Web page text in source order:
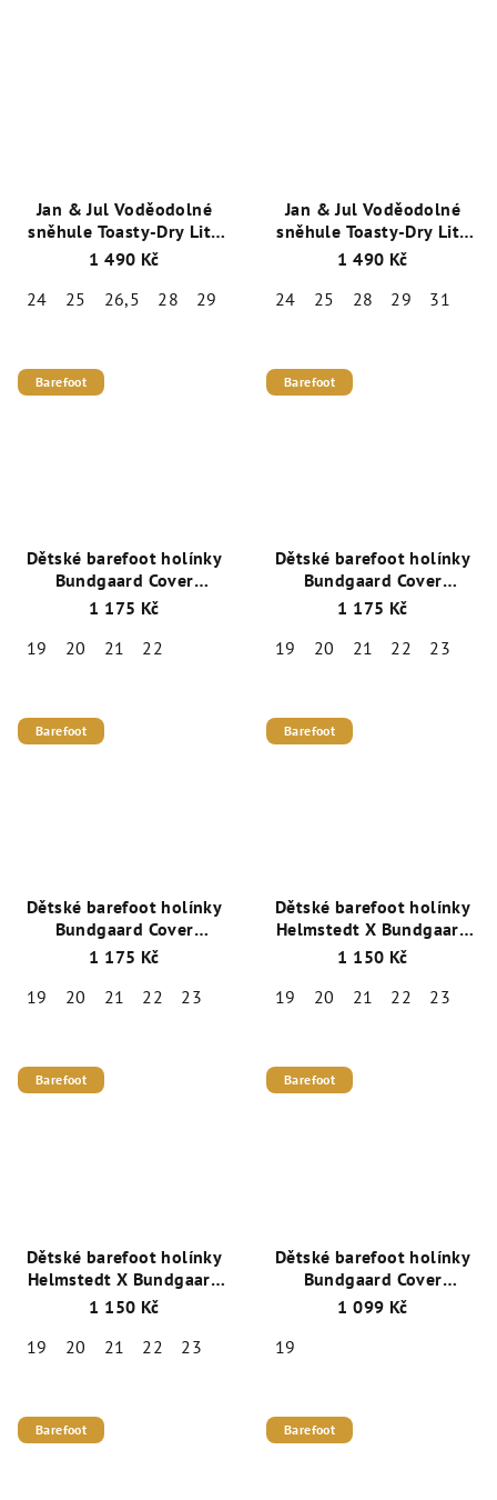
Jan & Jul Voděodolné
sněhule Toasty-Dry Lite
Winter Boots / Pink
1 490 Kč
24
25 26,5 28 29
Jan & Jul Voděodolné
sněhule Toasty-Dry Lite
Winter Boots / Wolf and
1 490 Kč
24
25 28 29 31
Barefoot
Dětské barefoot holínky
Bundgaard Cover
BG401050_9413 Blush
1 175 Kč
19
20 21 22
Barefoot
Dětské barefoot holínky
Bundgaard Cover
BG401050_9410 Ivory
1 175 Kč
19
20 21 22 23
Barefoot
Dětské barefoot holínky
Bundgaard Cover
BG401046_5485 Navy
1 175 Kč
19
20 21 22 23
Barefoot
Dětské barefoot holínky
Helmstedt X Bundgaard
Cover BG401051-9405
1 150 Kč
19
20 21 22 23
Barefoot
Dětské barefoot holínky
Helmstedt X Bundgaard
Cover BG401051-9404
1 150 Kč
19
20 21 22 23
Barefoot
Dětské barefoot holínky
Bundgaard Cover
BG401050-9402
1 099 Kč
19
Barefoot Barefoot